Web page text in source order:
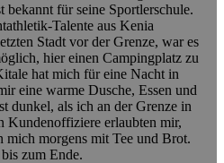
bekannt für seine Sportlerschule.
Talente aus Kenia
Stadt vor der Grenze, war es
hier einen Campingplatz zu
hat mich für eine Nacht in
eine warme Dusche, Essen und
dunkel, als ich an der Grenze in
Kundenoffiziere erlaubten mir,
mich morgens mit Tee und Brot.
zum Ende.